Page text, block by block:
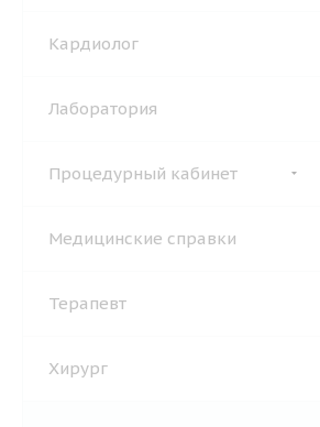
Кардиолог
Лаборатория
Процедурный кабинет
Медицинские справки
Терапевт
Хирург